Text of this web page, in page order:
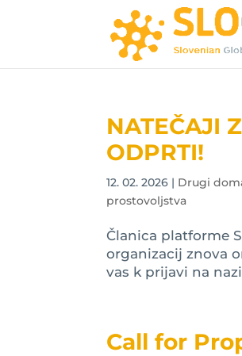
NATEČAJI
ODPRTI!
12. 02. 2026 | Drugi
prostovoljstva
Članica platforme
organizacij znova
vas k prijavi na
Call for